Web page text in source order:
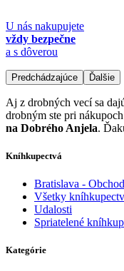
U nás nakupujete
vždy bezpečne
a s dôverou
Predchádzajúce Ďalšie
Aj z drobných vecí sa
drobným ste pri
na Dobrého Anjela.
Kníhkupectvá
Bratislava -
Všetky
Udalosti
Spriatelené
Kategórie